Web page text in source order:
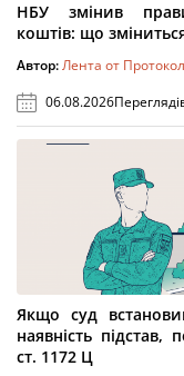
НБУ змінив
коштів: що
Автор:Лента от
06.08.2026
Якщо суд
наявність
ст. 1172 Ц